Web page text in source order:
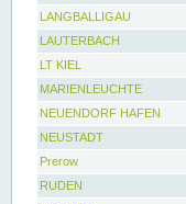
LANGBALLIGAU
LAUTERBACH
LT KIEL
MARIENLEUCHTE
NEUENDORF HAFEN
NEUSTADT
Prerow
RUDEN